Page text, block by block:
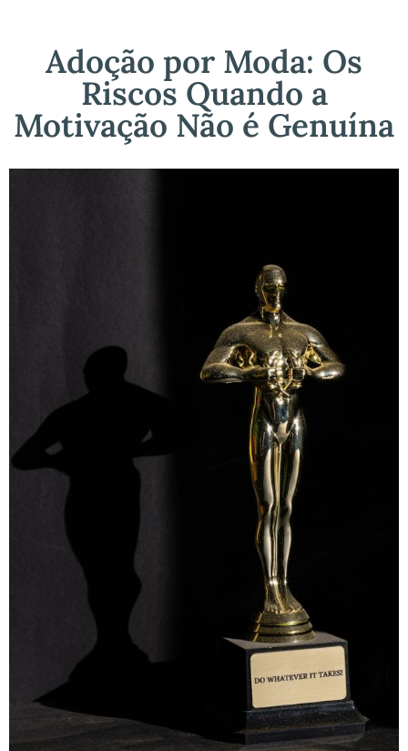
Adoção por Moda: Os
Riscos Quando a
Motivação Não é Genuína